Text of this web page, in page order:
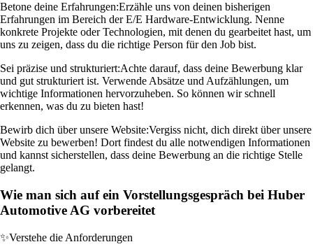
Betone deine Erfahrungen:Erzähle uns von deinen bisherigen
Erfahrungen im Bereich der E/E Hardware-Entwicklung. Nenne
konkrete Projekte oder Technologien, mit denen du gearbeitet hast, um
uns zu zeigen, dass du die richtige Person für den Job bist.
Sei präzise und strukturiert:Achte darauf, dass deine Bewerbung klar
und gut strukturiert ist. Verwende Absätze und Aufzählungen, um
wichtige Informationen hervorzuheben. So können wir schnell
erkennen, was du zu bieten hast!
Bewirb dich über unsere Website:Vergiss nicht, dich direkt über unsere
Website zu bewerben! Dort findest du alle notwendigen Informationen
und kannst sicherstellen, dass deine Bewerbung an die richtige Stelle
gelangt.
Wie man sich auf ein Vorstellungsgespräch bei Huber
Automotive AG vorbereitet
✨Verstehe die Anforderungen